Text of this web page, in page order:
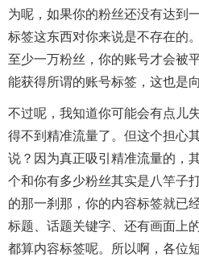
为呢，如果你的粉丝还没有达到
标签这东西对你来说是不存在的
至少一万粉丝，你的账号才会被
能获得所谓的账号标签，这也是
不过呢，我知道你可能会有点儿
得不到精准流量了。但这个担心
说？因为真正吸引精准流量的，
个和你有多少粉丝其实是八竿子
的那一刹那，你的内容标签就已
标题、话题关键字、还有画面上
都算内容标签呢。所以啊，各位